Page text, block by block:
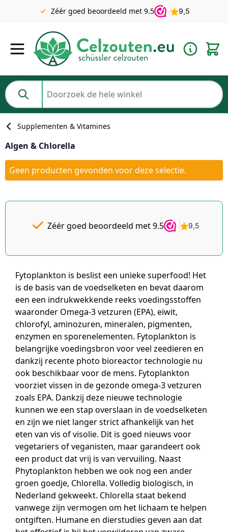
Gratis verzending v.a. €49 NL | BE pakket tot 2KG gratis v.a.
€69
Zéér goed beoordeeld met 9.5
Doorzoek de hele winkel
Supplementen & Vitamines
Algen & Chlorella
Geen producten gevonden voor deze selectie.
verzending
| BE
goedkoopste
beste
Zéér goed beoordeeld met 9.5
Fytoplankton is beslist een unieke superfood! Het
is de basis van de voedselketen en bevat daarom
een een indrukwekkende reeks voedingsstoffen
waaronder Omega-3 vetzuren (EPA), eiwit,
chlorofyl, aminozuren, mineralen, pigmenten,
enzymen en sporenelementen. Fytoplankton is
belangrijke voedingsbron voor veel zeedieren en
dankzij recente photo bioreactor technologie nu
ook beschikbaar voor de mens. Fytoplankton
voorziet vissen in de gezonde omega-3 vetzuren
zoals EPA. Dankzij deze nieuwe technologie
kunnen we een stap overslaan in de voedselketen
en zijn we niet langer strict afhankelijk van het
eten van vis of visolie. Dit is goed nieuws voor
vegetariers of veganisten, maar garandeert ook
een product dat vrij is van vervuiling. Naast
Phytoplankton hebben we ook nog een ander
groen goedje, Chlorella. Volledig biologisch, in
Nederland gekweekt. Chlorella staat bekend
vanwege zijn vermogen om het lichaam te helpen
ontgiften. Humane en dierstudies geven aan dat